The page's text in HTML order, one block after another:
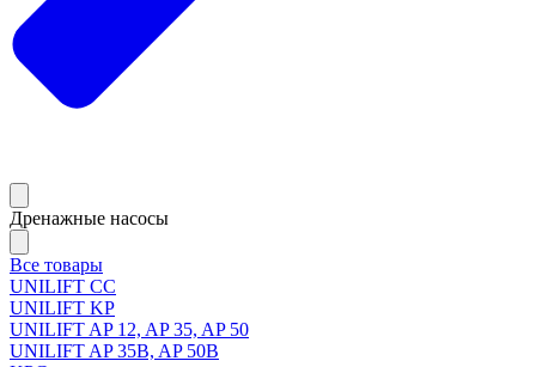
Дренажные насосы
Все товары
UNILIFT CC
UNILIFT KP
UNILIFT AP 12, AP 35, AP 50
UNILIFT AP 35B, AP 50B